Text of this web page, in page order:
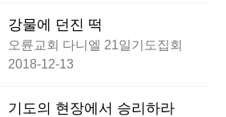
강물에 던진 떡
오륜교회 다니엘 21일기도집회
2018-12-13
기도의 현장에서 승리하라